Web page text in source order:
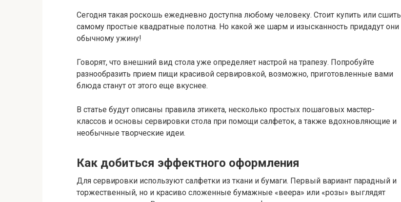
Сегодня такая роскошь ежедневно доступна любому человеку. Стоит купить или сшить
самому простые квадратные полотна. Но какой же шарм и изысканность придадут они
обычному ужину!
Говорят, что внешний вид стола уже определяет настрой на трапезу. Попробуйте
разнообразить прием пищи красивой сервировкой, возможно, приготовленные вами
блюда станут от этого еще вкуснее.
В статье будут описаны правила этикета, несколько простых пошаговых мастер-
классов и основы сервировки стола при помощи салфеток, а также вдохновляющие и
необычные творческие идеи.
Как добиться эффектного оформления
Для сервировки используют салфетки из ткани и бумаги. Первый вариант парадный и
торжественный, но и красиво сложенные бумажные «веера» или «розы» выглядят